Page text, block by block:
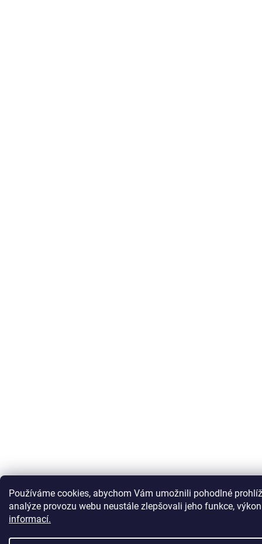
Používáme cookies, abychom Vám umožnili pohodlné
analýze provozu webu neustále zlepšovali jeho funkce,
informací.